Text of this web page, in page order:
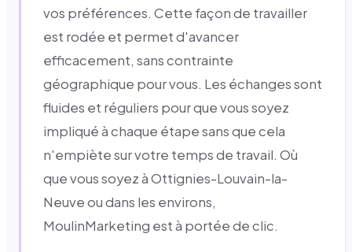
vos préférences. Cette façon de travailler
est rodée et permet d'avancer
efficacement, sans contrainte
géographique pour vous. Les échanges sont
fluides et réguliers pour que vous soyez
impliqué à chaque étape sans que cela
n'empiète sur votre temps de travail. Où
que vous soyez à Ottignies-Louvain-la-
Neuve ou dans les environs,
MoulinMarketing est à portée de clic.